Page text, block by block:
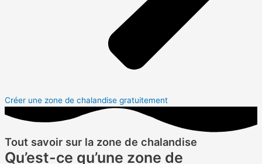
Créer une zone de chalandise gratuitement
Tout savoir sur la zone de chalandise
Qu’est-ce qu’une zone de